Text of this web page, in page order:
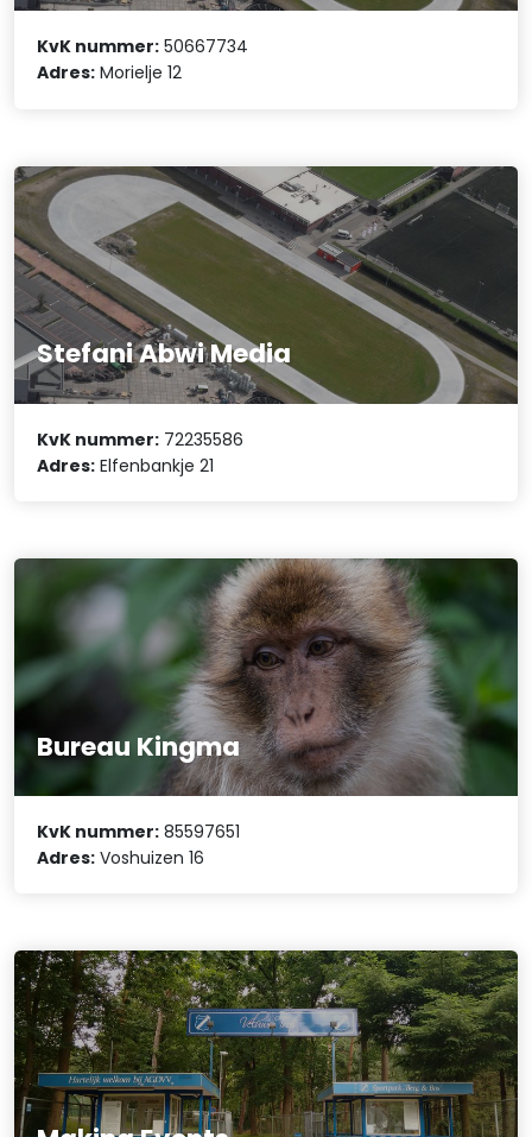
KvK nummer: 50667734
Adres: Morielje 12
Stefani Abwi Media
KvK nummer: 72235586
Adres: Elfenbankje 21
Bureau Kingma
KvK nummer: 85597651
Adres: Voshuizen 16